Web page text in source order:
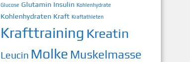
Glucose Glutamin Insulin Kohlenhydrate
Kohlenhydraten Kraft Kraftathleten
Krafttraining Kreatin
Leucin Molke Muskelmasse